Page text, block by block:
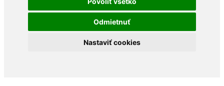
Odmietnuť
Nastaviť cookies